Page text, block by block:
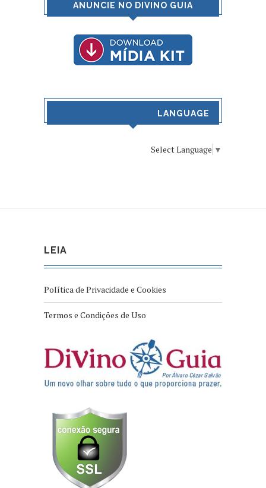
ANUNCIE NO DIVINO GUIA
LANGUAGE
Select Language ▼
LEIA
Política de Privacidade e Cookies
Termos e Condições de Uso